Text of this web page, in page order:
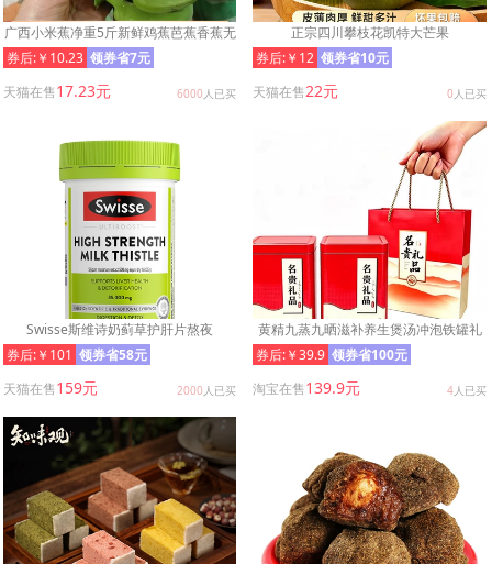
广西小米蕉净重5斤新鲜鸡蕉芭蕉香蕉无
催熟无保鲜剂自然熟小米蕉
券后:￥10.23 领券省7元
天猫在售17.23元 6000 人已买
正宗四川攀枝花凯特大芒果
券后:￥12 领券省10元
天猫在售22元 0 人已买
Swisse斯维诗奶蓟草护肝片熬夜
券后:￥101 领券省58元
天猫在售159元 2000 人已买
黄精九蒸九晒滋补养生煲汤冲泡铁罐礼
袋佳节送礼250g*2罐
券后:￥39.9 领券省100元
淘宝在售139.9元 4人已买